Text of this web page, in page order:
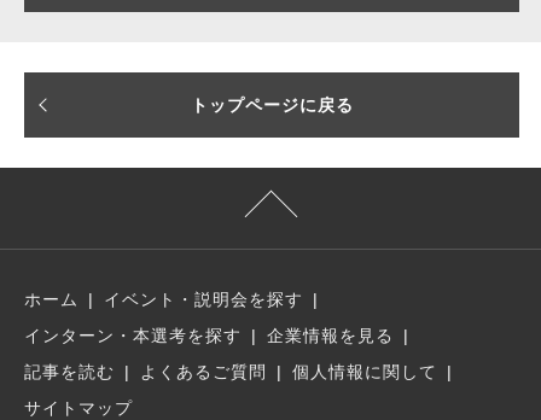
トップページに戻る
ホーム
イベント・説明会を探す
インターン・本選考を探す
企業情報を見る
記事を読む
よくあるご質問
個人情報に関して
サイトマップ